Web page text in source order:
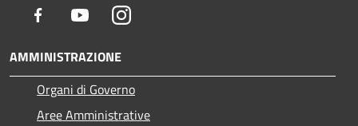
Facebook YoutubeInstagram
AMMINISTRAZIONE
Organi di Governo
Aree Amministrative